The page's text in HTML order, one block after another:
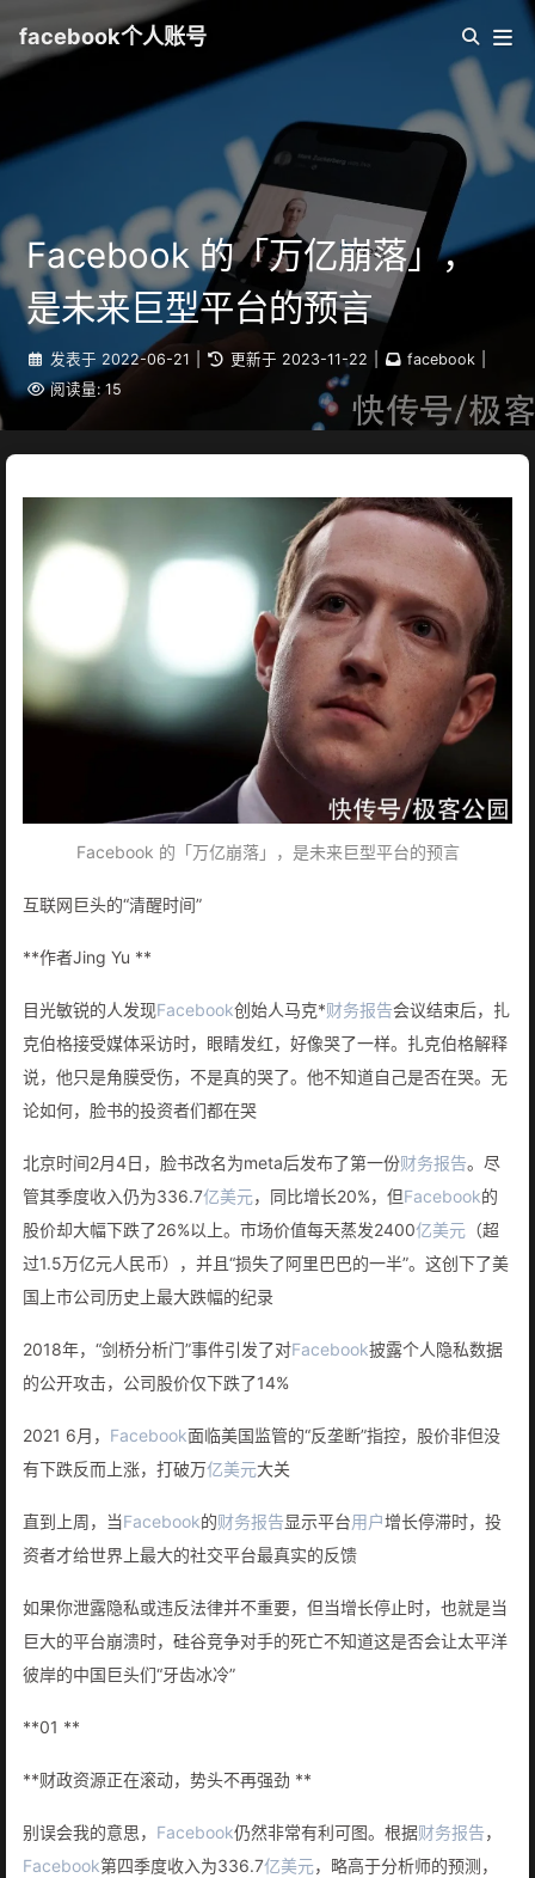
facebook个人账号
Facebook 的「万亿崩落」，
是未来巨型平台的预言
发表于 2022-06-21 更新于 2023-11-22 facebook
阅读量: 15
Facebook 的「万亿崩落」，是未来巨型平台的预言
互联网巨头的“清醒时间”
**作者Jing Yu **
目光敏锐的人发现Facebook创始人马克*财务报告会议结束后，扎
克伯格接受媒体采访时，眼睛发红，好像哭了一样。扎克伯格解释
说，他只是角膜受伤，不是真的哭了。他不知道自己是否在哭。无
论如何，脸书的投资者们都在哭
北京时间2月4日，脸书改名为meta后发布了第一份财务报告。尽
管其季度收入仍为336.7亿美元，同比增长20%，但Facebook的
股价却大幅下跌了26%以上。市场价值每天蒸发2400亿美元 （超
过1.5万亿元人民币），并且“损失了阿里巴巴的一半”。这创下了美
国上市公司历史上最大跌幅的纪录
2018年，“剑桥分析门”事件引发了对Facebook披露个人隐私数据
的公开攻击，公司股价仅下跌了14%
2021 6月， Facebook面临美国监管的“反垄断”指控，股价非但没
有下跌反而上涨，打破万亿美元大关
直到上周，当Facebook的财务报告显示平台用户增长停滞时，投
资者才给世界上最大的社交平台最真实的反馈
如果你泄露隐私或违反法律并不重要，但当增长停止时，也就是当
巨大的平台崩溃时，硅谷竞争对手的死亡不知道这是否会让太平洋
彼岸的中国巨头们“牙齿冰冷”
**01 **
**财政资源正在滚动，势头不再强劲 **
别误会我的意思， Facebook仍然非常有利可图。根据财务报告，
Facebook第四季度收入为336.7亿美元，略高于分析师的预测，